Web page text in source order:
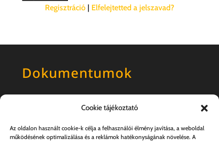
Cookie tájékoztató
Az oldalon használt cookie-k célja a felhasználói élmény javítása, a weboldal
működésének optimalizálása és a reklámok hatékonyságának növelése. A
Regisztráció| Elfelejtetted a jelszavad?
Dokumentumok
Általános szerződési feltételek